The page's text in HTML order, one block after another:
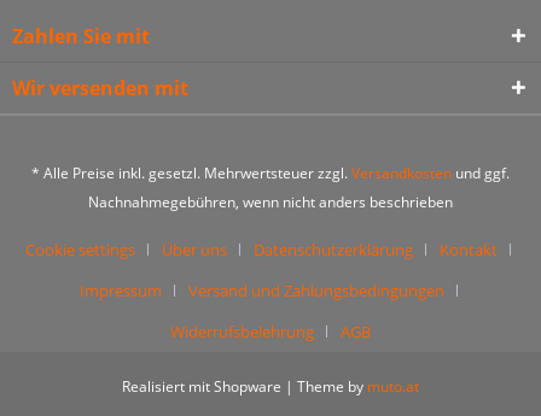
Zahlen Sie mit
Wir versenden mit
* Alle Preise inkl. gesetzl. Mehrwertsteuer zzgl. Versandkosten und ggf.
Nachnahmegebühren, wenn nicht anders beschrieben
Cookie settings Über uns Datenschutzerklärung
Kontakt
Impressum
Versand und Zahlungsbedingungen
Widerrufsbelehrung
AGB
Realisiert mit Shopware | Theme by muto.at